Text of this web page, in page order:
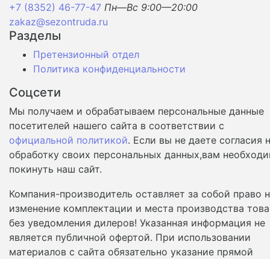
+7 (8352) 46-77-47 Пн—Вс 9:00—20:00
zakaz@sezontruda.ru
Разделы
Претензионный отдел
Политика конфиденциальности
Соцсети
Мы получаем и обрабатываем персональные данные
посетителей нашего сайта в соответствии с
официальной политикой. Если вы не даете согласия
обработку своих персональных данных,вам
покинуть наш сайт.
Компания-производитель оставляет за собой право
изменение комплектации и места производства
без уведомления дилеров! Указанная информация не
является публичной офертой. При использовании
материалов с сайта обязательно указание прямой